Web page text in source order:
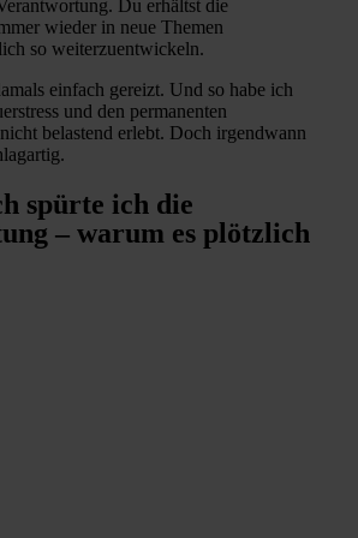
Du erhältst die
wieder in neue Themen
so weiterzuentwickeln.
einfach gereizt. Und so habe ich
und den permanenten
belastend erlebt. Doch irgendwann
spürte ich die
– warum es plötzlich